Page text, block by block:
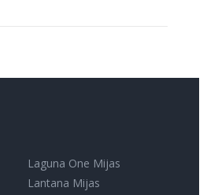
Laguna One Mijas
Lantana Mijas